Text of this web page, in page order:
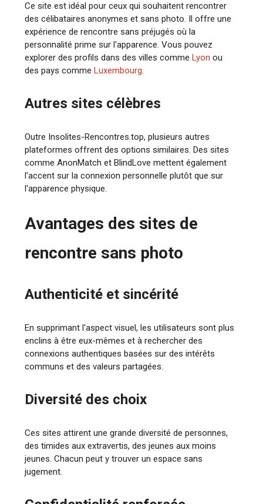
Ce site est idéal pour ceux qui souhaitent rencontrer
des célibataires anonymes et sans photo. Il offre une
expérience de rencontre sans préjugés où la
personnalité prime sur l'apparence. Vous pouvez
explorer des profils dans des villes comme Lyon ou
des pays comme Luxembourg.
Autres sites célèbres
Outre Insolites-Rencontres.top, plusieurs autres
plateformes offrent des options similaires. Des sites
comme AnonMatch et BlindLove mettent également
l'accent sur la connexion personnelle plutôt que sur
l'apparence physique.
Avantages des sites de
rencontre sans photo
Authenticité et sincérité
En supprimant l'aspect visuel, les utilisateurs sont plus
enclins à être eux-mêmes et à rechercher des
connexions authentiques basées sur des intérêts
communs et des valeurs partagées.
Diversité des choix
Ces sites attirent une grande diversité de personnes,
des timides aux extravertis, des jeunes aux moins
jeunes. Chacun peut y trouver un espace sans
jugement.